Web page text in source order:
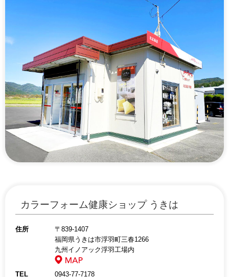
カラーフォーム健康ショップ うきは
住所
〒839-1407
福岡県うきは市浮羽町三春1266
九州イノアック浮羽工場内
TEL
0943-77-7178